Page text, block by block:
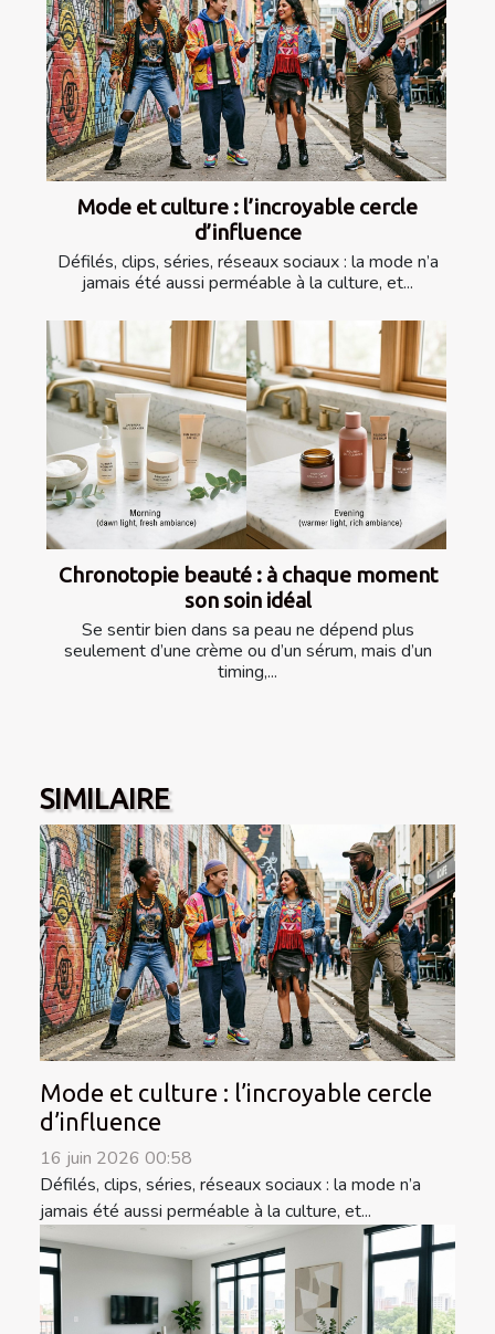
Mode et culture : l’incroyable cercle
d’influence
Défilés, clips, séries, réseaux sociaux : la mode n’a
jamais été aussi perméable à la culture, et...
Chronotopie beauté : à chaque moment
son soin idéal
Se sentir bien dans sa peau ne dépend plus
seulement d’une crème ou d’un sérum, mais d’un
timing,...
SIMILAIRE
Mode et culture : l’incroyable cercle
d’influence
16 juin 2026 00:58
Défilés, clips, séries, réseaux sociaux : la mode n’a
jamais été aussi perméable à la culture, et...